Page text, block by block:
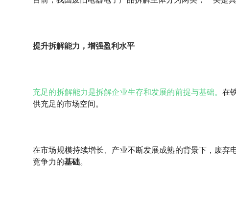
提升拆解能力，增强盈利水平
充足的拆解能力是拆解企业生存和发展的前提与基础。在
供充足的市场空间。
在市场规模持续增长、产业不断发展成熟的背景下，废弃
竞争力的基础。